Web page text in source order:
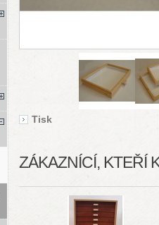
Tisk
ZÁKAZNÍCÍ, KTEŘÍ